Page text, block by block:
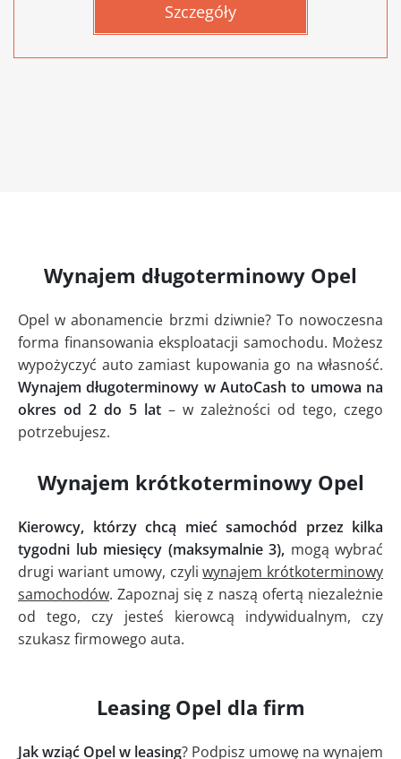
Szczegóły
Wynajem długoterminowy Opel
Opel w abonamencie brzmi dziwnie? To nowoczesna
forma finansowania eksploatacji samochodu. Możesz
wypożyczyć auto zamiast kupowania go na własność.
Wynajem długoterminowy w AutoCash to umowa na
okres od 2 do 5 lat – w zależności od tego, czego
potrzebujesz.
Wynajem krótkoterminowy Opel
Kierowcy, którzy chcą mieć samochód przez kilka
tygodni lub miesięcy (maksymalnie 3), mogą wybrać
drugi wariant umowy, czyliwynajem krótkoterminowy
samochodów. Zapoznaj się z naszą ofertą niezależnie
od tego, czy jesteś kierowcą indywidualnym, czy
szukasz firmowego auta.
Leasing Opel dla firm
Jak wziąć Opel w leasing? Podpisz umowę na wynajem